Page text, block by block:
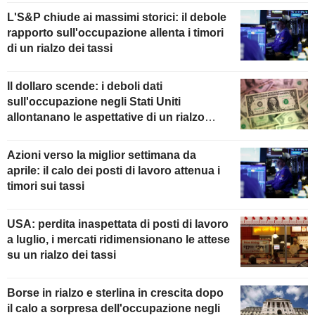
L'S&P chiude ai massimi storici: il debole
rapporto sull'occupazione allenta i timori
di un rialzo dei tassi
Il dollaro scende: i deboli dati
sull'occupazione negli Stati Uniti
allontanano le aspettative di un rialzo
Azioni verso la miglior settimana da
aprile: il calo dei posti di lavoro attenua i
timori sui tassi
USA: perdita inaspettata di posti di lavoro
a luglio, i mercati ridimensionano le attese
su un rialzo dei tassi
Borse in rialzo e sterlina in crescita dopo
il calo a sorpresa dell'occupazione negli